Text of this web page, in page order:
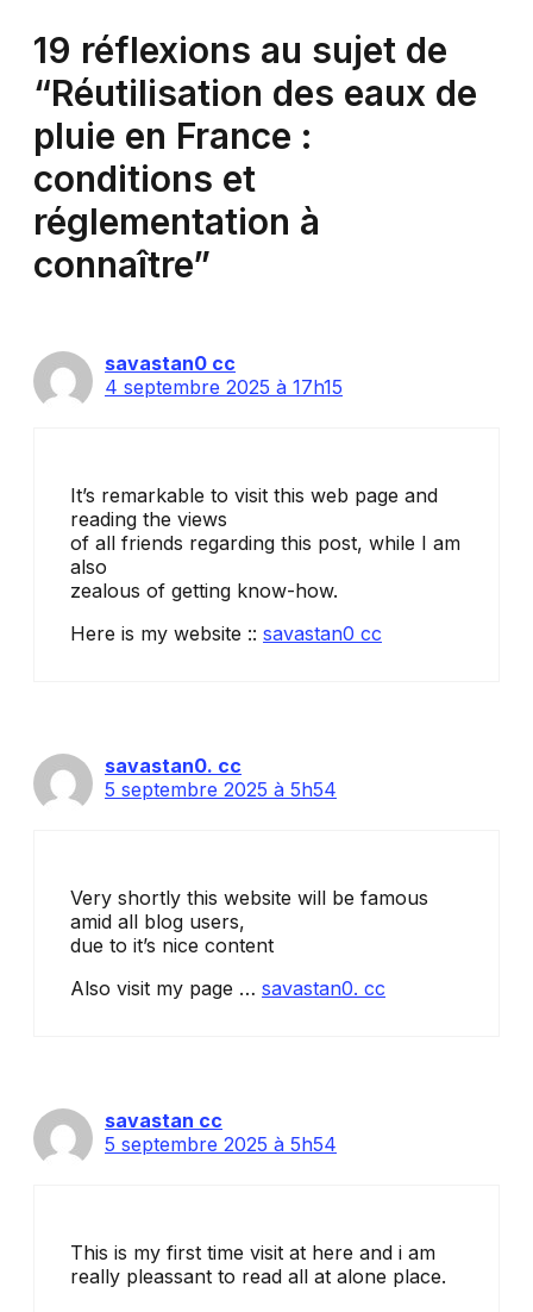
19 réflexions au sujet de
“Réutilisation des eaux de
pluie en France :
conditions et
réglementation à
connaître”
savastan0 cc
4 septembre 2025 à 17h15
It’s remarkable to visit this web page and
reading the views
of all friends regarding this post, while I am
also
zealous of getting know-how.
Here is my website :: savastan0 cc
savastan0. cc
5 septembre 2025 à 5h54
Very shortly this website will be famous
amid all blog users,
due to it’s nice content
Also visit my page … savastan0. cc
savastan cc
5 septembre 2025 à 5h54
This is my first time visit at here and i am
really pleassant to read all at alone place.